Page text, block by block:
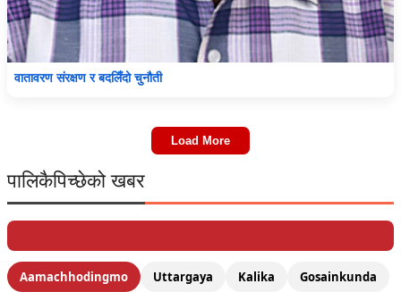
वातावरण संरक्षण र बदलिँदो चुनौती
Load More
पालिकैपिच्छेको खबर
Aamachhodingmo Uttargaya Kalika
Gosainkunda